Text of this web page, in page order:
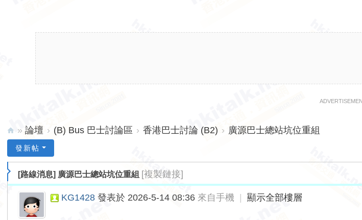
lk.
» 論壇 › (B) Bus 巴士討論區 › 香港巴士討論 (B2) › 廣源巴士總站坑位重組
發新帖
[路線消息] 廣源巴士總站坑位重組 [複製鏈接]
KG1428 發表於 2026-5-14 08:36 來自手機 顯示全部樓層